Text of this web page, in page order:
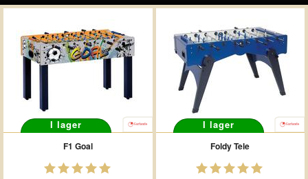
I lager
F1 Goal
I lager
Foldy Tele